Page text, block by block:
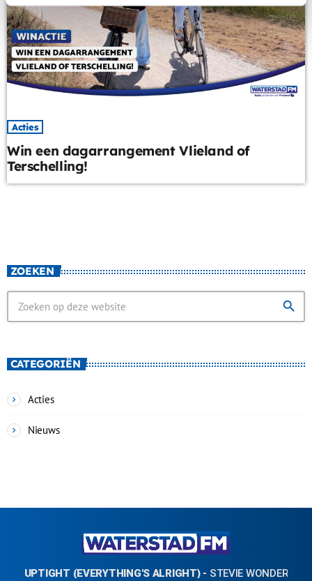
Acties
Win een dagarrangement Vlieland of
Terschelling!
ZOEKEN
search
CATEGORIËN
Acties
Nieuws
UPTIGHT (EVERYTHING'S ALRIGHT)- STEVIE WONDER